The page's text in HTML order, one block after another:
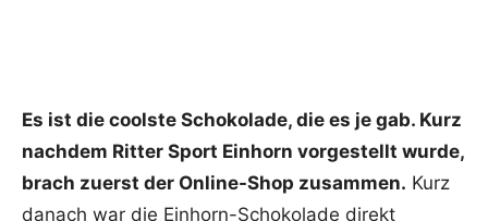
Es ist die coolste Schokolade, die es je gab. Kurz
nachdem Ritter Sport Einhorn vorgestellt wurde,
brach zuerst der Online-Shop zusammen. Kurz
danach war die Einhorn-Schokolade direkt